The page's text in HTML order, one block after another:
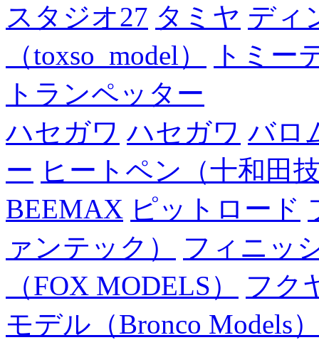
スタジオ27 タミヤ ディ
（toxso_model）
トミー
トランペッター
ハセガワ ハセガワ バロ
ー ヒートペン（十和田
BEEMAX ピットロード
ァンテック）
フィニッ
（FOX MODELS）
フク
モデル（Bronco Models